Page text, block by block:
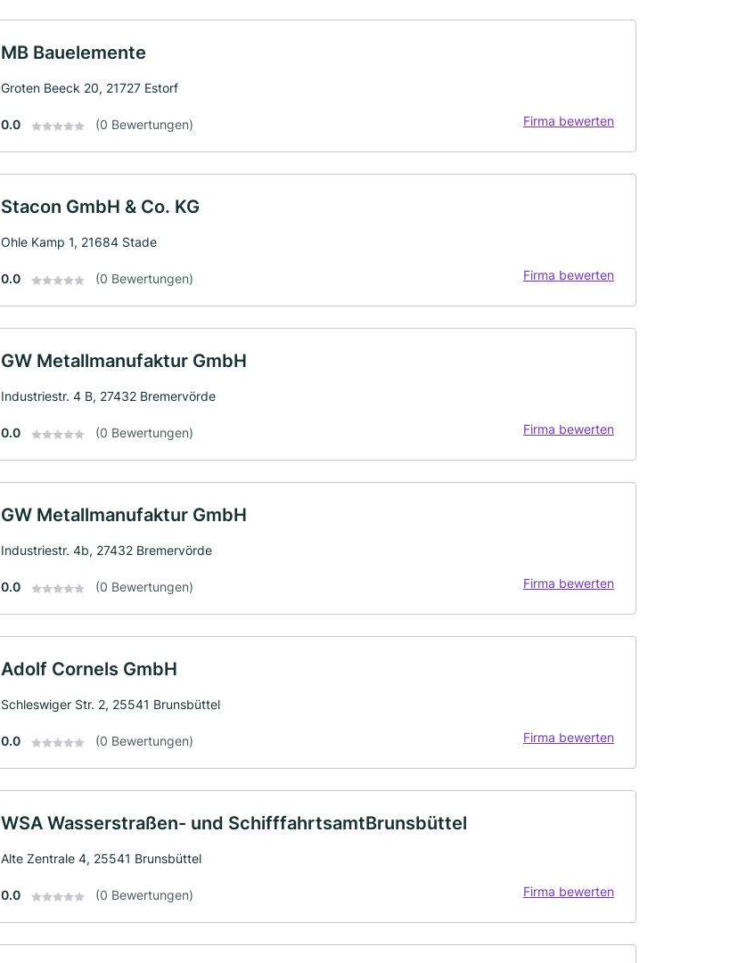
MB Bauelemente
Groten Beeck 20, 21727 Estorf
0.0 (0 Bewertungen) Firma bewerten
Stacon GmbH & Co. KG
Ohle Kamp 1, 21684 Stade
0.0 (0 Bewertungen) Firma bewerten
GW Metallmanufaktur GmbH
Industriestr. 4 B, 27432 Bremervörde
0.0 (0 Bewertungen) Firma bewerten
GW Metallmanufaktur GmbH
Industriestr. 4b, 27432 Bremervörde
0.0 (0 Bewertungen) Firma bewerten
Adolf Cornels GmbH
Schleswiger Str. 2, 25541 Brunsbüttel
0.0 (0 Bewertungen) Firma bewerten
WSA Wasserstraßen- und SchifffahrtsamtBrunsbüttel
Alte Zentrale 4, 25541 Brunsbüttel
0.0 (0 Bewertungen) Firma bewerten